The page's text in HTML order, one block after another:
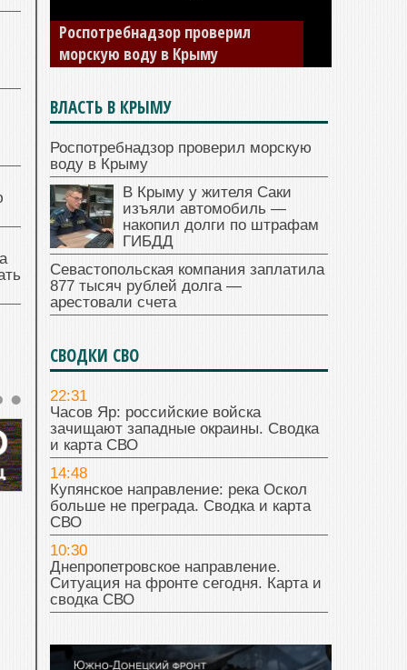
Роспотребнадзор проверил
морскую воду в Крыму
ВЛАСТЬ В КРЫМУ
Роспотребнадзор проверил морскую
воду в Крыму
В Крыму у жителя Саки
изъяли автомобиль —
накопил долги по штрафам
ГИБДД
Севастопольская компания заплатила
877 тысяч рублей долга —
арестовали счета
СВОДКИ СВО
22:31
Часов Яр: российские войска
зачищают западные окраины. Сводка
и карта СВО
14:48
Купянское направление: река Оскол
больше не преграда. Сводка и карта
СВО
10:30
Днепропетровское направление.
Ситуация на фронте сегодня. Карта и
сводка СВО